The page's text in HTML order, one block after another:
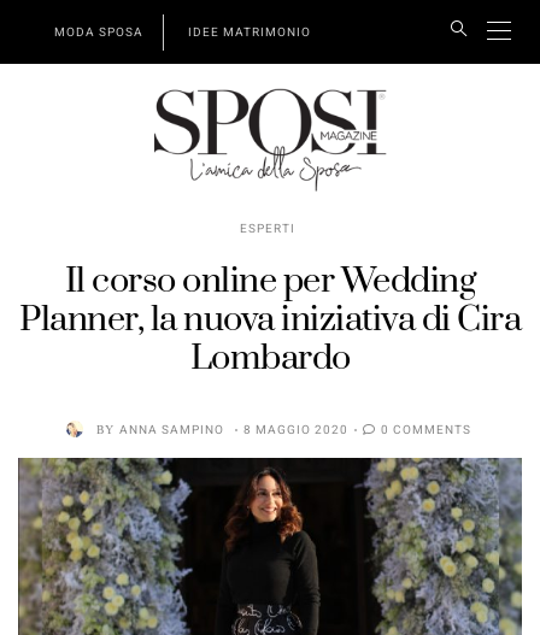
MODA SPOSA IDEE MATRIMONIO
ESPERTI
Il corso online per Wedding
Planner, la nuova iniziativa di Cira
Lombardo
BY ANNA SAMPINO 8 MAGGIO 2020 0 COMMENTS